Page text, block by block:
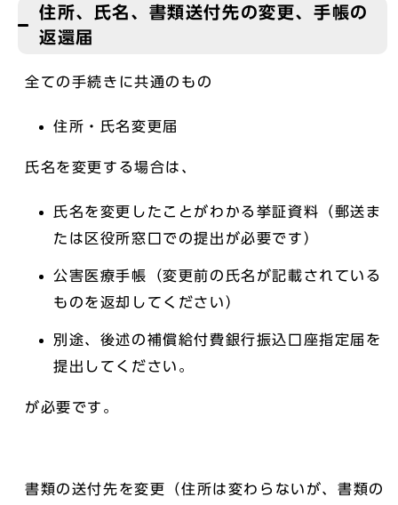
住所、氏名、書類送付先の変更、手帳の
返還届
全ての手続きに共通のもの
住所・氏名変更届
氏名を変更する場合は、
氏名を変更したことがわかる挙証資料（郵送ま
たは区役所窓口での提出が必要です）
公害医療手帳（変更前の氏名が記載されている
ものを返却してください）
別途、後述の補償給付費銀行振込口座指定届を
提出してください。
が必要です。
書類の送付先を変更（住所は変わらないが、書類の